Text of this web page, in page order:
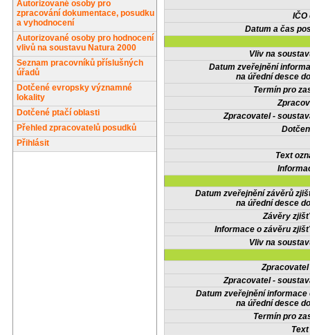
Autorizované osoby pro
zpracování dokumentace, posudku
a vyhodnocení
Autorizované osoby pro hodnocení
vlivů na soustavu Natura 2000
Seznam pracovníků příslušných
úřadů
Dotčené evropsky významné
lokality
Dotčené ptačí oblasti
Přehled zpracovatelů posudků
Přihlásit
IČO
Datum a čas
Vliv na
Datum zveřejnění
na úřední desce
Termín pro
Zpracovatel -
Text
Datum zveřejnění závěrů
na úřední desce
Závěry
Informace o závěru
Vliv na
Zpracovatel -
Datum zveřejnění informace
na úřední desce
Termín pro